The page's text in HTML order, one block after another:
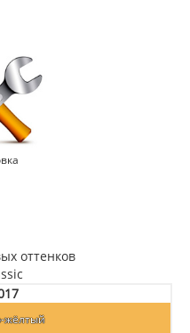
оттенков
жёлтый